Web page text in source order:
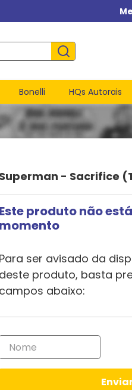
Bonelli HQs Autorais
Superman - Sacrifice
Este produto não
momento
Para ser avisado da
deste produto, basta
campos abaixo: